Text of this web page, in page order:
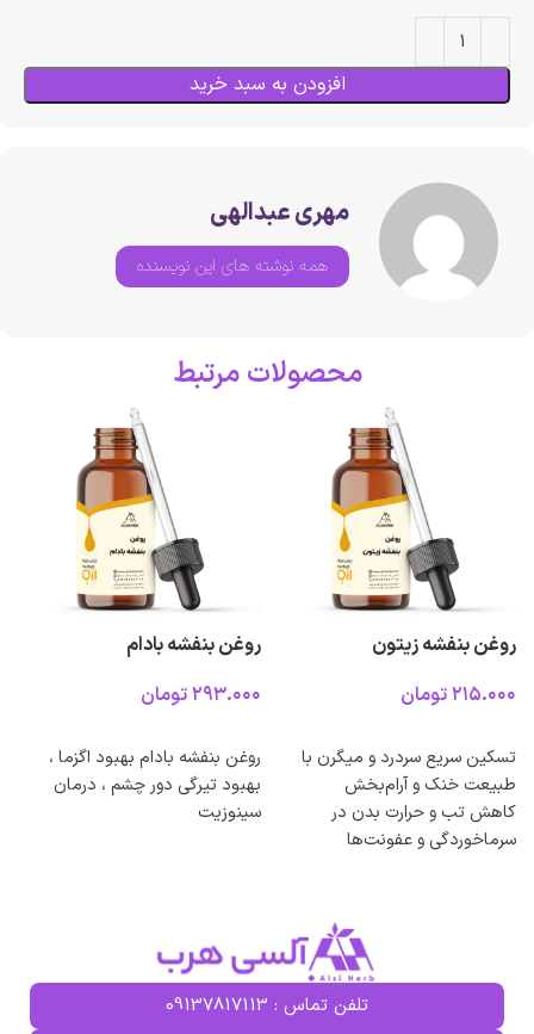
افزودن به سبد خرید
مهری عبدالهی
همه نوشته های این نویسنده
محصولات مرتبط
روغن بنفشه زیتون
تومان
تسکین سریع سردرد و میگرن با
طبیعت خنک و آرام‌بخش
کاهش تب و حرارت بدن در
سرماخوردگی و عفونت‌ها
نرم‌کننده و آبرسان پوست خشک و
تقویت مو و کاهش خشکی پوست
روغن بنفشه بادام
تومان
روغن بنفشه بادام بهبود اگزما ،
بهبود تیرگی دور چشم ، درمان
سینوزیت
تلفن تماس : 09137817113